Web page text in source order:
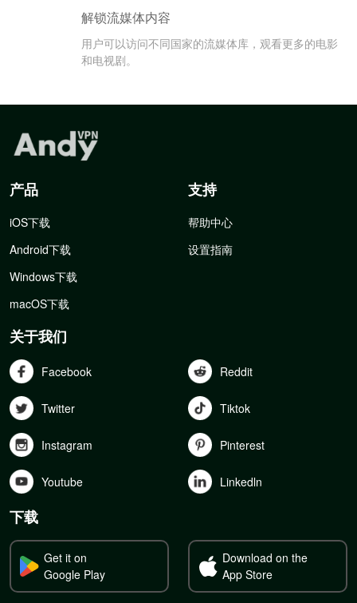
解锁流媒体内容
用户可以访问不同国家的流媒体库，观看更多的电影
和电视剧。
产品
iOS下载
Android下载
Windows下载
macOS下载
支持
帮助中心
设置指南
关于我们
Facebook Reddit
Twitter Tiktok
Instagram Pinterest
Youtube Linkedln
下载
Get it on
Google Play
Download on the
App Store